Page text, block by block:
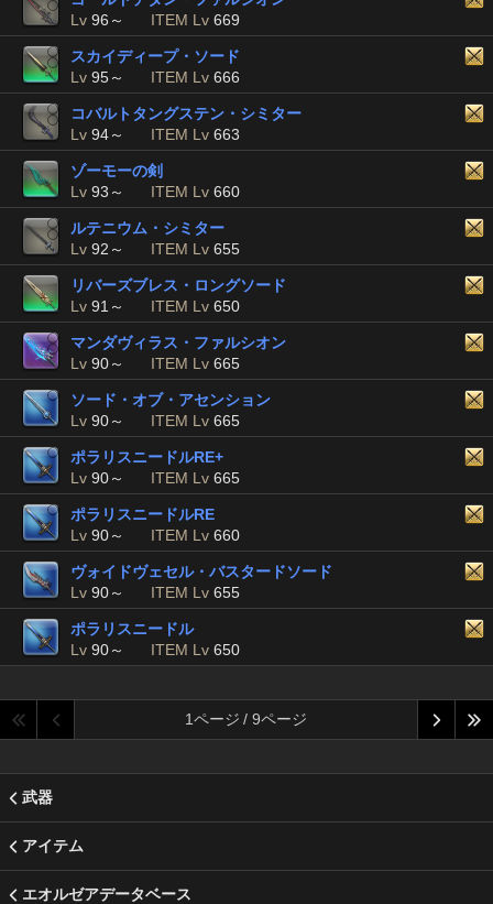
Lv 96～ ITEM Lv 669
スカイディープ・ソード
Lv 95～ ITEM Lv 666
コバルトタングステン・シミター
Lv 94～ ITEM Lv 663
ゾーモーの剣
Lv 93～ ITEM Lv 660
ルテニウム・シミター
Lv 92～ ITEM Lv 655
リバーズブレス・ロングソード
Lv 91～ ITEM Lv 650
マンダヴィラス・ファルシオン
Lv 90～ ITEM Lv 665
ソード・オブ・アセンション
Lv 90～ ITEM Lv 665
ポラリスニードルRE+
Lv 90～ ITEM Lv 665
ポラリスニードルRE
Lv 90～ ITEM Lv 660
ヴォイドヴェセル・バスタードソード
Lv 90～ ITEM Lv 655
ポラリスニードル
Lv 90～ ITEM Lv 650
1ページ / 9ページ
武器
アイテム
エオルゼアデータベース